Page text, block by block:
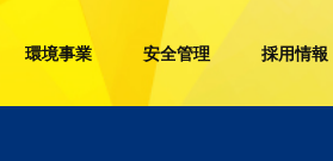
環境事業 安全管理 採用情報